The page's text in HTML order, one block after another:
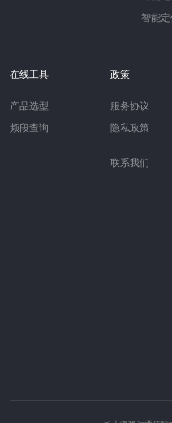
智能
在线工具
产品选型
频段查询
政策
服务协议
隐私政策
联系我们